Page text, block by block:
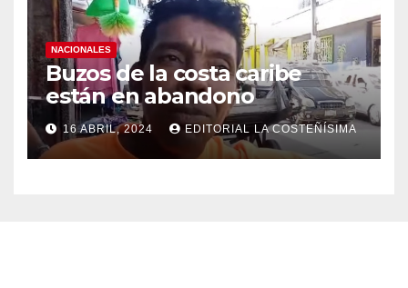
NACIONALES
Buzos de la costa caribe
están en abandono
16 ABRIL, 2024 EDITORIAL LA COSTEÑÍSIMA